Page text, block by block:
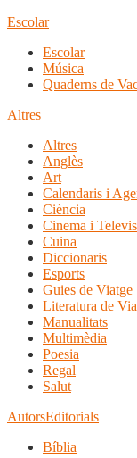
Escolar
Escolar
Música
Quaderns de
Altres
Altres
Anglès
Art
Calendaris i
Ciència
Cinema i
Cuina
Diccionaris
Esports
Guies de Viatge
Literatura de
Manualitats
Multimèdia
Poesia
Regal
Salut
AutorsEditorials
Bíblia